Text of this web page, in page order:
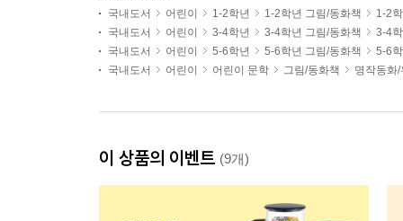
국내도서 어린이 1-2학년 1-2학년 그림/동화책
1-2
국내도서
어린이 3-4학년 3-4학년 그림/동화책
3-4
국내도서
어린이 5-6학년 5-6학년 그림/동화책
5-6
국내도서
어린이 어린이 문학 그림/동화책 명작동화/
이 상품의 이벤트 (9개)